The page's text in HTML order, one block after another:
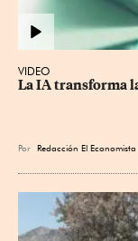
VIDEO
La IA transforma
Por Redacción El Economista